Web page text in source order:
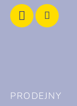
PRODEJNY